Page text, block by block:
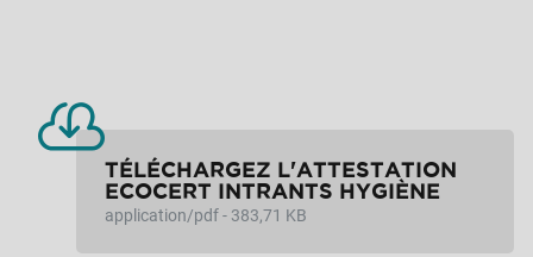
TÉLÉCHARGEZ L'ATTESTATION
ECOCERT INTRANTS HYGIÈNE
application/pdf - 383,71 KB